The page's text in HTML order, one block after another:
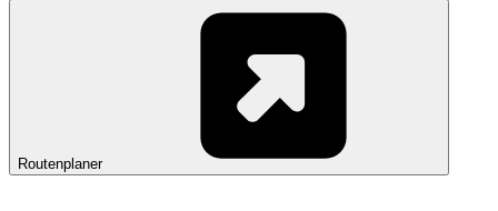
Routenplaner